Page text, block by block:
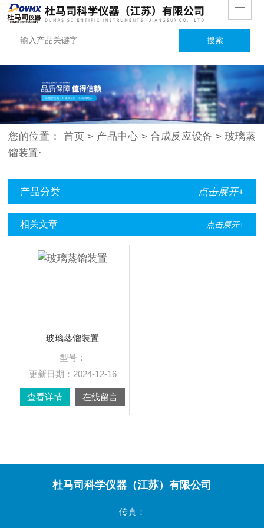
您的位置： 首页 > 产品中心 > 合成反应设备 > 玻璃蒸
馏装置·
产品分类 点击展开+
相关文章 点击展开+
玻璃蒸馏装置
型号：
更新日期： 2024-12-16
查看详情 在线留言
杜马司科学仪器（江苏）有限公司
传真：